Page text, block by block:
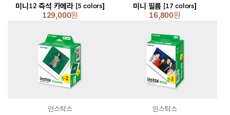
미니12 즉석 카메라 [5 colors]
129,000원
미니 필름 [17 colors]
16,800원
인스탁스 인스탁스